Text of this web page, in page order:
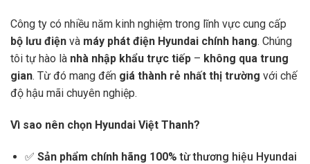
Công ty có nhiều năm kinh nghiệm trong lĩnh vực cung cấp
bộ lưu điện và máy phát điện Hyundai chính hang. Chúng
tôi tự hào là nhà nhập khẩu trực tiếp – không qua trung
gian. Từ đó mang đến giá thành rẻ nhất thị trường với chế
độ hậu mãi chuyên nghiệp.
Vì sao nên chọn Hyundai Việt Thanh?
✅ Sản phẩm chính hãng 100% từ thương hiệu Hyundai